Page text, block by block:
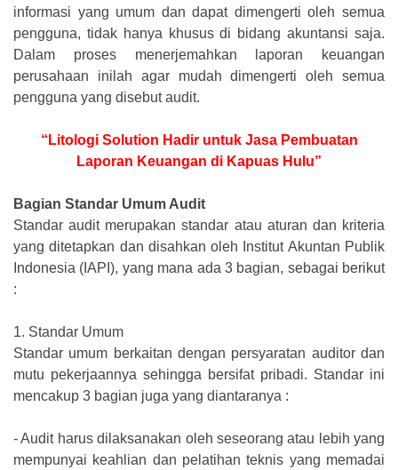
informasi yang umum dan dapat dimengerti oleh semua
pengguna, tidak hanya khusus di bidang akuntansi saja.
Dalam proses menerjemahkan laporan keuangan
perusahaan inilah agar mudah dimengerti oleh semua
pengguna yang disebut audit.
“Litologi Solution Hadir untuk Jasa Pembuatan
Laporan Keuangan di Kapuas Hulu”
Bagian Standar Umum Audit
Standar audit merupakan standar atau aturan dan kriteria
yang ditetapkan dan disahkan oleh Institut Akuntan Publik
Indonesia (IAPI), yang mana ada 3 bagian, sebagai berikut
:
1. Standar Umum
Standar umum berkaitan dengan persyaratan auditor dan
mutu pekerjaannya sehingga bersifat pribadi. Standar ini
mencakup 3 bagian juga yang diantaranya :
-Audit harus dilaksanakan oleh seseorang atau lebih yang
mempunyai keahlian dan pelatihan teknis yang memadai